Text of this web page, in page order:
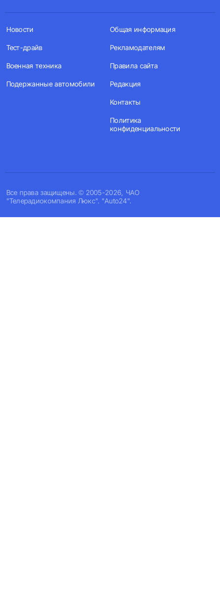
Все права защищены. © 2005-2026, ЧАО
"Телерадиокомпания Люкс". "Auto24".
Новости
Тест-драйв
Военная техника
Подержанные автомобили
Общая информация
Рекламодателям
Правила сайта
Редакция
Контакты
Политика
конфиденциальности